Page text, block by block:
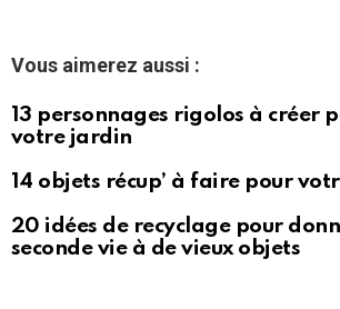
Vous aimerez aussi :
13 personnages rigolos à créer
votre jardin
14 objets récup’ à faire pour
20 idées de recyclage pour
seconde vie à de vieux objets